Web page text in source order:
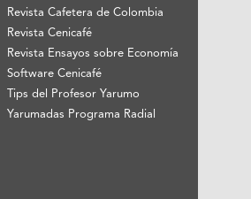
Revista Cafetera de Colombia
Revista Cenicafé
Revista Ensayos sobre Economía
Software Cenicafé
Tips del Profesor Yarumo
Yarumadas Programa Radial